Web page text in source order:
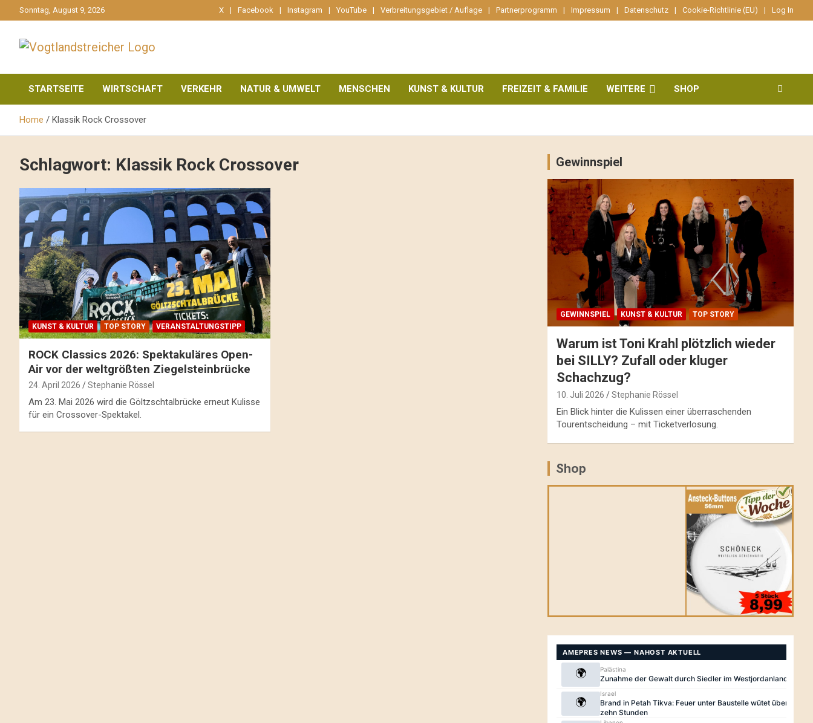
zum
Sonntag, August 9, 2026 X Facebook Instagram YouTube Verbreitungsgebiet / Auflage Partnerprogramm Impressum Datenschutz Cookie-Richtlinie (EU) Log In
Vogtlandstreicher
STARTSEITE WIRTSCHAFT VERKEHR NATUR & UMWELT MENSCHEN KUNST & KULTUR FREIZEIT & FAMILIE WEITERE SHOP
Home Klassik Rock Crossover
Schlagwort: Klassik Rock Crossover
KUNST & KULTUR TOP STORY VERANSTALTUNGSTIPP
ROCK Classics 2026: Spektakuläres Open-
Air vor der weltgrößten Ziegelsteinbrücke
24. April 2026 Stephanie Rössel
Am 23. Mai 2026 wird die Göltzschtalbrücke erneut Kulisse
für ein Crossover-Spektakel.
Gewinnspiel
GEWINNSPIEL KUNST & KULTUR TOP STORY
Warum ist Toni Krahl plötzlich wieder
bei SILLY? Zufall oder kluger
Schachzug?
10. Juli 2026 Stephanie Rössel
Ein Blick hinter die Kulissen einer überraschenden
Tourentscheidung – mit Ticketverlosung.
Shop